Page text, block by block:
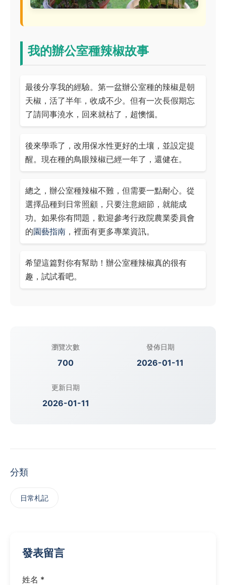
我的辦公室種辣椒故事
最後分享我的經驗。第一盆辦公室種的辣椒是朝
天椒，活了半年，收成不少。但有一次長假期忘
了請同事澆水，回來就枯了，超懊惱。
後來學乖了，改用保水性更好的土壤，並設定提
醒。現在種的鳥眼辣椒已經一年了，還健在。
總之，辦公室種辣椒不難，但需要一點耐心。從
選擇品種到日常照顧，只要注意細節，就能成
功。如果你有問題，歡迎參考行政院農業委員會
的園藝指南 ，裡面有更多專業資訊。
希望這篇對你有幫助！辦公室種辣椒真的很有
趣，試試看吧。
瀏覽次數
700
發佈日期
2026-01-11
更新日期
2026-01-11
分類
日常札記
發表留言
姓名 *